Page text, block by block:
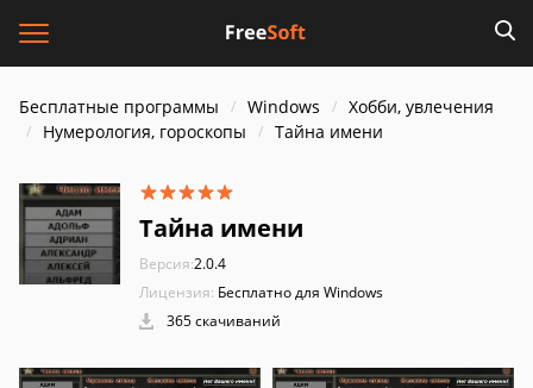
Бесплатные программы Windows
Хобби, увлечения
Нумерология, гороскопы
Тайна имени
Тайна имени
Версия:2.0.4
Лицензия: Бесплатно для Windows
365 скачиваний